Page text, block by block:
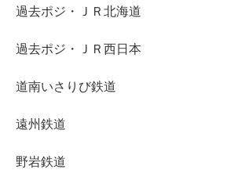
過去ポジ・ＪＲ北海道
過去ポジ・ＪＲ西日本
道南いさりび鉄道
遠州鉄道
野岩鉄道